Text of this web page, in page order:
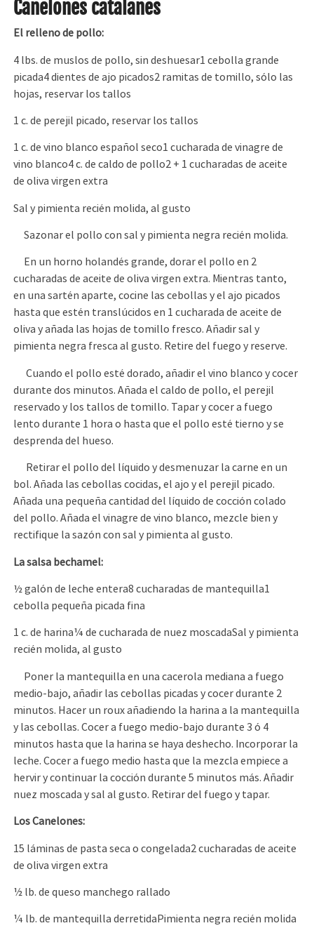
Canelones catalanes
El relleno de pollo:
4 lbs. de muslos de pollo, sin deshuesar1 cebolla grande
picada4 dientes de ajo picados2 ramitas de tomillo, sólo las
hojas, reservar los tallos
1 c. de perejil picado, reservar los tallos
1 c. de vino blanco español seco1 cucharada de vinagre de
vino blanco4 c. de caldo de pollo2 + 1 cucharadas de aceite
de oliva virgen extra
Sal y pimienta recién molida, al gusto
Sazonar el pollo con sal y pimienta negra recién molida.
En un horno holandés grande, dorar el pollo en 2
cucharadas de aceite de oliva virgen extra. Mientras tanto,
en una sartén aparte, cocine las cebollas y el ajo picados
hasta que estén translúcidos en 1 cucharada de aceite de
oliva y añada las hojas de tomillo fresco. Añadir sal y
pimienta negra fresca al gusto. Retire del fuego y reserve.
Cuando el pollo esté dorado, añadir el vino blanco y cocer
durante dos minutos. Añada el caldo de pollo, el perejil
reservado y los tallos de tomillo. Tapar y cocer a fuego
lento durante 1 hora o hasta que el pollo esté tierno y se
desprenda del hueso.
Retirar el pollo del líquido y desmenuzar la carne en un
bol. Añada las cebollas cocidas, el ajo y el perejil picado.
Añada una pequeña cantidad del líquido de cocción colado
del pollo. Añada el vinagre de vino blanco, mezcle bien y
rectifique la sazón con sal y pimienta al gusto.
La salsa bechamel:
½ galón de leche entera8 cucharadas de mantequilla1
cebolla pequeña picada fina
1 c. de harina¼ de cucharada de nuez moscadaSal y pimienta
recién molida, al gusto
Poner la mantequilla en una cacerola mediana a fuego
medio-bajo, añadir las cebollas picadas y cocer durante 2
minutos. Hacer un roux añadiendo la harina a la mantequilla
y las cebollas. Cocer a fuego medio-bajo durante 3 ó 4
minutos hasta que la harina se haya deshecho. Incorporar la
leche. Cocer a fuego medio hasta que la mezcla empiece a
hervir y continuar la cocción durante 5 minutos más. Añadir
nuez moscada y sal al gusto. Retirar del fuego y tapar.
Los Canelones:
15 láminas de pasta seca o congelada2 cucharadas de aceite
de oliva virgen extra
1⁄2 lb. de queso manchego rallado
1⁄4 lb. de mantequilla derretidaPimienta negra recién molida